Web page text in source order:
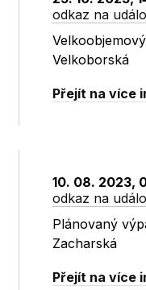
odkaz na
Velkoborská
Přejít na více
10. 08. 2023,
odkaz na
Plánovaný
Zacharská
Přejít na více